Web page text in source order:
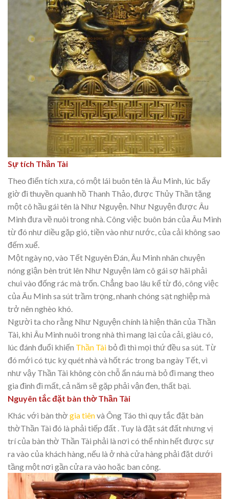
Sự tích Thần Tài
Theo điển tích xưa, có một lái buôn tên là Âu Minh, lúc bấy
giờ đi thuyền quanh hồ Thanh Thảo, được Thủy Thần tặng
một cô hầu gái tên là Như Nguyện. Như Nguyện được Âu
Minh đưa về nuôi trong nhà. Công việc buôn bán của Âu Minh
từ đó như diều gặp gió, tiền vào như nước, của cải không sao
đếm xuể.
Một ngày nọ, vào Tết Nguyên Đán, Âu Minh nhân chuyện
nóng giận bèn trút lên Như Nguyện làm cô gái sợ hãi phải
chui vào đống rác mà trốn. Chẳng bao lâu kể từ đó, công việc
của Âu Minh sa sút trầm trọng, nhanh chóng sạt nghiệp mà
trở nên nghèo khó.
Người ta cho rằng Như Nguyện chính là hiện thân của Thần
Tài, khi Âu Minh nuôi trong nhà thì mang lại của cải, giàu có,
lúc đánh đuổi khiến Thần Tài bỏ đi thì mọi thứ đều sa sút. Từ
đó mới có tục kỵ quét nhà và hốt rác trong ba ngày Tết, vì
như vậy Thần Tài không còn chỗ ẩn náu mà bỏ đi mang theo
gia đình đi mất, cả năm sẽ gặp phải vận đen, thất bại.
Nguyên tắc đặt bàn thờ Thần Tài
Khác với bàn thờ gia tiênvà Ông Táo thì quy tắc đặt bàn
thờThần Tài đó là phải tiếp đất . Tuy là đặt sát đất nhưng vị
trí của bàn thờ Thần Tài phải là nơi có thể nhìn hết được sự
ra vào của khách hàng, nếu là ở nhà cửa hàng phải đặt dưới
tầng một nơi gần cửa ra vào hoặc ban công.